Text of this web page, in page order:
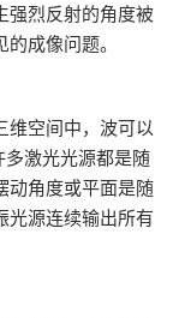
强烈反射的角度被
成像问题。
维空间中，波可以
多激光光源都是随
动角度或平面是随
光源连续输出所有